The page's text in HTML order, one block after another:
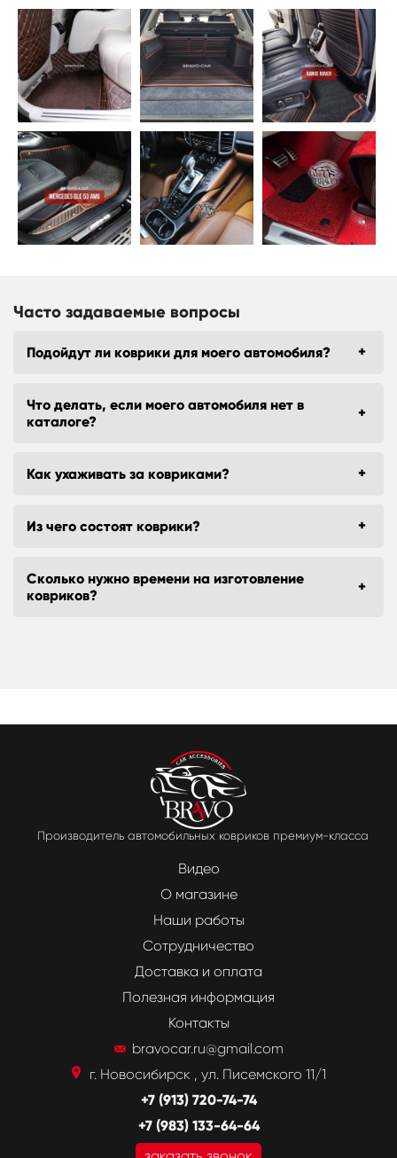
Часто задаваемые вопросы
Подойдут ли коврики для моего автомобиля?
Что делать, если моего автомобиля нет в
каталоге?
Как ухаживать за ковриками?
Из чего состоят коврики?
Сколько нужно времени на изготовление
ковриков?
Производитель автомобильных ковриков премиум-класса
Видео
О магазине
Наши работы
Сотрудничество
Доставка и оплата
Полезная информация
Контакты
bravocar.ru@gmail.com
г. Новосибирск , ул. Писемского 11/1
+7 (913) 720-74-74
+7 (983) 133-64-64